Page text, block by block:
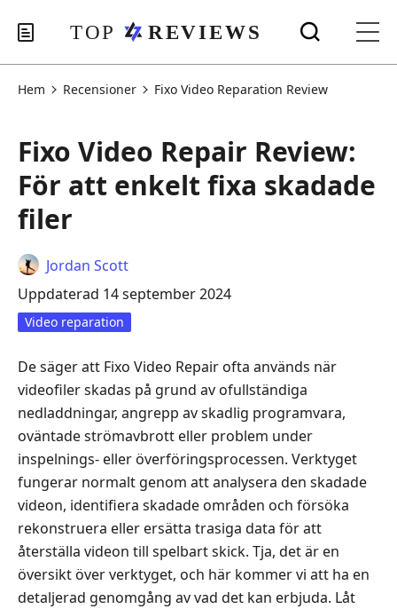
Hem Recensioner Fixo Video Reparation Review
Fixo Video Repair Review:
För att enkelt fixa skadade
filer
Jordan Scott
Uppdaterad 14 september 2024
Video reparation
De säger att Fixo Video Repair ofta används när
videofiler skadas på grund av ofullständiga
nedladdningar, angrepp av skadlig programvara,
oväntade strömavbrott eller problem under
inspelnings- eller överföringsprocessen. Verktyget
fungerar normalt genom att analysera den skadade
videon, identifiera skadade områden och försöka
rekonstruera eller ersätta trasiga data för att
återställa videon till spelbart skick. Tja, det är en
översikt över verktyget, och här kommer vi att ha en
detaljerad genomgång av vad det kan erbjuda. Låt